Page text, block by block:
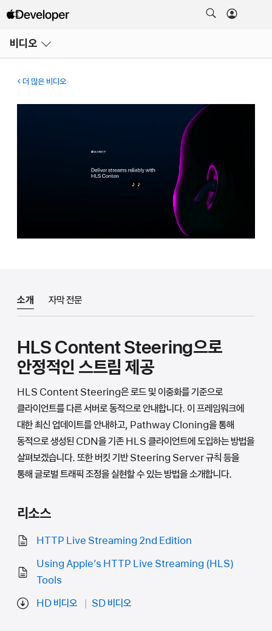
비디오
열기
더 많은 비디오
소개 자막 전문
HLS Content Steering으로
안정적인 스트림 제공
HLS Content Steering은 로드 및 이중화를 기준으로
클라이언트를 다른 서버로 동적으로 안내합니다. 이 프레임워크에
대한 최신 업데이트를 안내하고, Pathway Cloning을 통해
동적으로 생성된 CDN을 기존 HLS 클라이언트에 도입하는 방법을
살펴보겠습니다. 또한 버킷 기반 Steering Server 규칙 등을
통해 글로벌 트래픽 조정을 실현할 수 있는 방법을 소개합니다.
리소스
HTTP Live Streaming 2nd Edition
Using Apple’s HTTP Live Streaming (HLS)
Tools
HD 비디오
SD 비디오